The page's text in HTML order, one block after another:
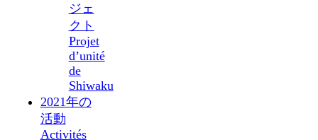
ジェ
クト
Projet
d’unité
de
Shiwaku
2021年の
活動
Activités